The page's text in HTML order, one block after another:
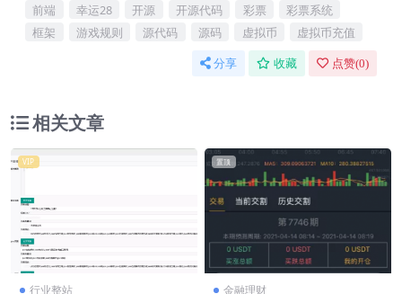
前端
幸运28 开源 开源代码 彩票
彩票系统
框架
游戏规则 源代码 源码 虚拟币 虚拟币充值
分享 收藏 点赞(0)
相关文章
VIP
行业整站
置顶
金融理财